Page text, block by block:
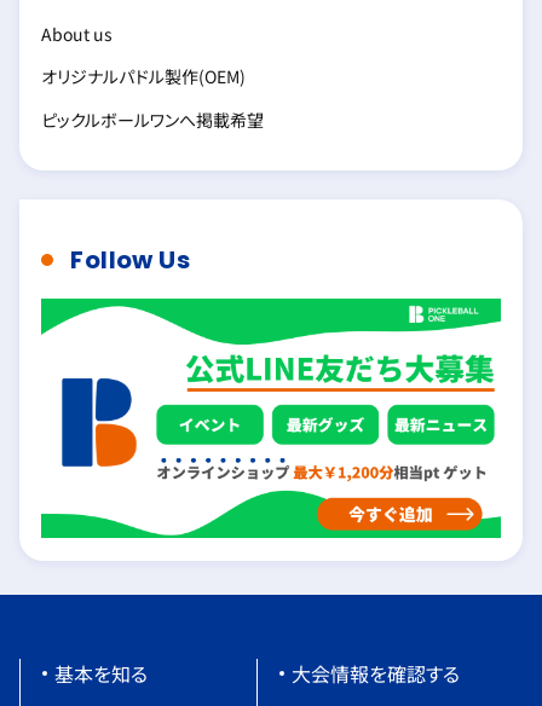
About us
オリジナルパドル製作(OEM)
ピックルボールワンへ掲載希望
Follow Us
基本を知る
大会情報を確認する